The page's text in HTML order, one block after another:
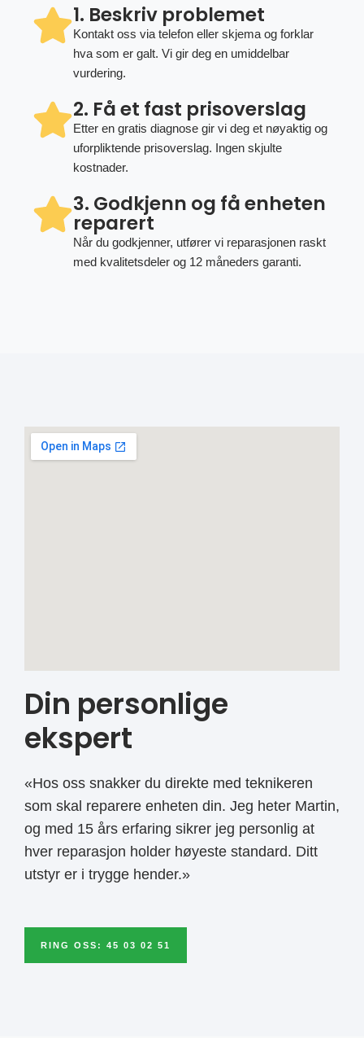
1. Beskriv problemet
Kontakt oss via telefon eller skjema og forklar
hva som er galt. Vi gir deg en umiddelbar
vurdering.
2. Få et fast prisoverslag
Etter en gratis diagnose gir vi deg et nøyaktig og
uforpliktende prisoverslag. Ingen skjulte
kostnader.
3. Godkjenn og få enheten
reparert
Når du godkjenner, utfører vi reparasjonen raskt
med kvalitetsdeler og 12 måneders garanti.
Din personlige
ekspert
«Hos oss snakker du direkte med teknikeren
som skal reparere enheten din. Jeg heter Martin,
og med 15 års erfaring sikrer jeg personlig at
hver reparasjon holder høyeste standard. Ditt
utstyr er i trygge hender.»
RING OSS: 45 03 02 51